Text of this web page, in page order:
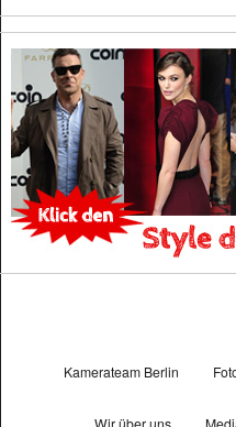
Kamerateam Berlin